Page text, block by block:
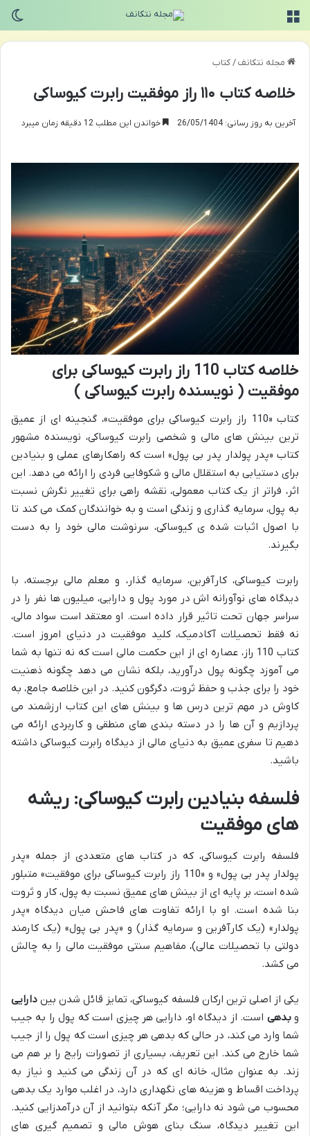
مجله نتکانف/کتاب
خلاصه کتاب ۱۱۰ راز موفقیت رابرت کیوساکی
آخرین به روز رسانی: 26/05/1404 خواندن این مطلب 12 دقیقه زمان میبرد
خلاصه کتاب 110 راز رابرت کیوساکی برای
موفقیت ( نویسنده رابرت کیوساکی )
کتاب «110 راز رابرت کیوساکی برای موفقیت»، گنجینه ای از عمیق
ترین بینش های مالی و شخصی رابرت کیوساکی، نویسنده مشهور
کتاب «پدر پولدار پدر بی پول» است که راهکارهای عملی و بنیادین
برای دستیابی به استقلال مالی و شکوفایی فردی را ارائه می دهد. این
اثر، فراتر از یک کتاب معمولی، نقشه راهی برای تغییر نگرش نسبت
به پول، سرمایه گذاری و زندگی است و به خوانندگان کمک می کند تا
با اصول اثبات شده ی کیوساکی، سرنوشت مالی خود را به دست
بگیرند.
رابرت کیوساکی، کارآفرین، سرمایه گذار، و معلم مالی برجسته، با
دیدگاه های نوآورانه اش در مورد پول و دارایی، میلیون ها نفر را در
سراسر جهان تحت تاثیر قرار داده است. او معتقد است سواد مالی،
نه فقط تحصیلات آکادمیک، کلید موفقیت در دنیای امروز است.
کتاب 110 راز، عصاره ای از این حکمت مالی است که نه تنها به شما
می آموزد چگونه پول درآورید، بلکه نشان می دهد چگونه ذهنیت
خود را برای جذب و حفظ ثروت، دگرگون کنید. در این خلاصه جامع، به
کاوش در مهم ترین درس ها و بینش های این کتاب ارزشمند می
پردازیم و آن ها را در دسته بندی های منطقی و کاربردی ارائه می
دهیم تا سفری عمیق به دنیای مالی از دیدگاه رابرت کیوساکی داشته
باشید.
فلسفه بنیادین رابرت کیوساکی: ریشه
های موفقیت
فلسفه رابرت کیوساکی، که در کتاب های متعددی از جمله «پدر
پولدار پدر بی پول» و «110 راز رابرت کیوساکی برای موفقیت» متبلور
شده است، بر پایه ای از بینش های عمیق نسبت به پول، کار و ثروت
بنا شده است. او با ارائه تفاوت های فاحش میان دیدگاه «پدر
پولدار» (یک کارآفرین و سرمایه گذار) و «پدر بی پول» (یک کارمند
دولتی با تحصیلات عالی)، مفاهیم سنتی موفقیت مالی را به چالش
می کشد.
یکی از اصلی ترین ارکان فلسفه کیوساکی، تمایز قائل شدن بین دارایی
وبدهی است. از دیدگاه او، دارایی هر چیزی است که پول را به جیب
شما وارد می کند، در حالی که بدهی هر چیزی است که پول را از جیب
شما خارج می کند. این تعریف، بسیاری از تصورات رایج را بر هم می
زند. به عنوان مثال، خانه ای که در آن زندگی می کنید و نیاز به
پرداخت اقساط و هزینه های نگهداری دارد، در اغلب موارد یک بدهی
محسوب می شود نه دارایی؛ مگر آنکه بتوانید از آن درآمدزایی کنید.
این تغییر دیدگاه، سنگ بنای هوش مالی و تصمیم گیری های